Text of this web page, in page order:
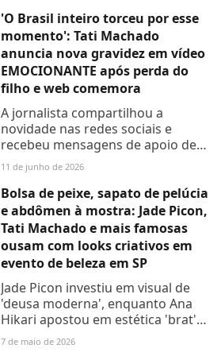
'O Brasil inteiro torceu por esse
momento': Tati Machado
anuncia nova gravidez em vídeo
EMOCIONANTE após perda do
filho e web comemora
A jornalista compartilhou a
novidade nas redes sociais e
recebeu mensagens de apoio de
famosos como Angélica e Rafa
Kalimann
11 de junho de 2026
Bolsa de peixe, sapato de pelúcia
e abdômen à mostra: Jade Picon,
Tati Machado e mais famosas
ousam com looks criativos em
evento de beleza em SP
Jade Picon investiu em visual de
'deusa moderna', enquanto Ana
Hikari apostou em estética 'brat'
com vestido neon e acessórios
divertidos. Veja os detalhes!
7 de maio de 2026